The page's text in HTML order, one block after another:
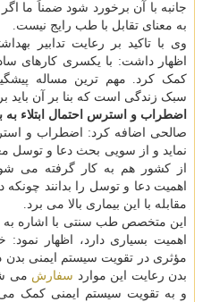
جانبه با آن برخورد شود ضمناً ما
به معنای تقابل با طب رایج نیست.
وی با تاکید بر رعایت تدابیر
اظهار داشت: با یکسری کارهای
کمک کرد. مهم ترین مساله
سبک زندگی است که بنا بر آن باید
اضطراب و استرس احتمال ابتلاء
صالحی اضافه کرد: اضطراب و
نماید و از سویی بحث دعا و توسل
از کشور هم به کار گرفته می
اهمیت دعا و توسل را بدانند
مقابله با این بیماری بالا می برد.
این متخصص طب سنتی با اشاره به
اهمیت بسیاری دارد، اظهار
مؤثری در تقویت سیستم ایمنی بدن
بدن رعایت این موارد سفارش می
و به تقویت سیستم ایمنی کمک